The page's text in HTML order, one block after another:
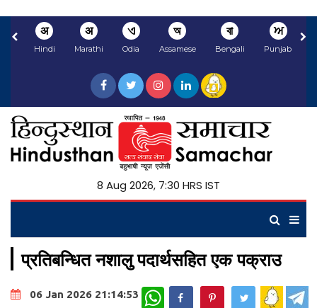
अ
Hindi
अ
Marathi
ଏ
Odia
অ
Assamese
বা
Bengali
ਅ
Punjabi
8 Aug 2026, 7:30 HRS IST
प्रतिबन्धित नशालु पदार्थसहित एक पक्राउ
06 Jan 2026 21:14:53 WhatsApp